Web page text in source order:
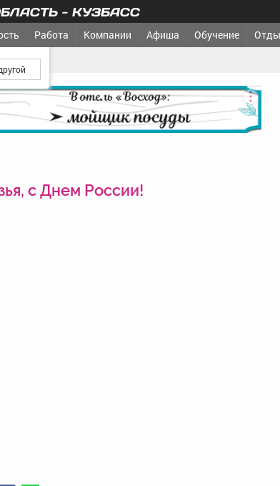
- КУЗБАСС
Работа Компании Афиша Обучение
с Днем России!